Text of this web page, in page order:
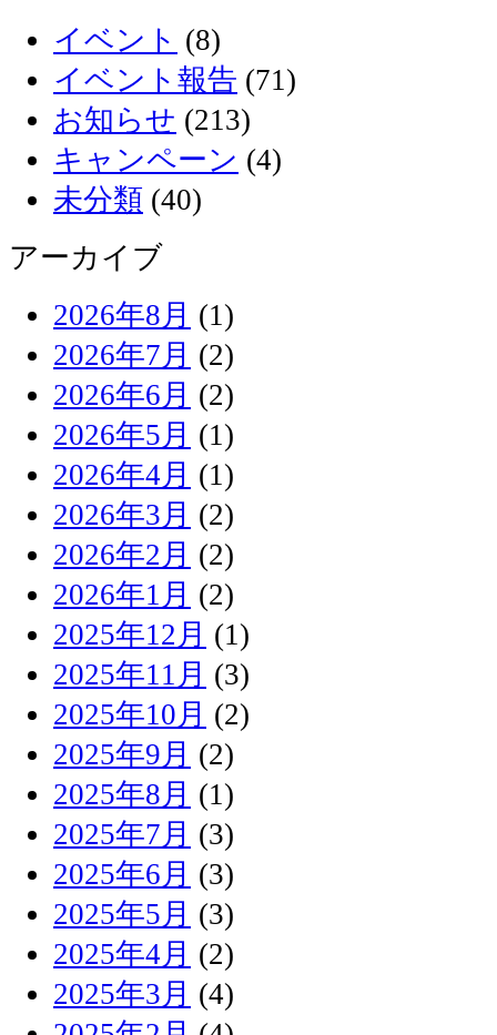
イベント (8)
イベント報告 (71)
お知らせ (213)
キャンペーン (4)
未分類 (40)
アーカイブ
2026年8月 (1)
2026年7月 (2)
2026年6月 (2)
2026年5月 (1)
2026年4月 (1)
2026年3月 (2)
2026年2月 (2)
2026年1月 (2)
2025年12月 (1)
2025年11月 (3)
2025年10月 (2)
2025年9月 (2)
2025年8月 (1)
2025年7月 (3)
2025年6月 (3)
2025年5月 (3)
2025年4月 (2)
2025年3月 (4)